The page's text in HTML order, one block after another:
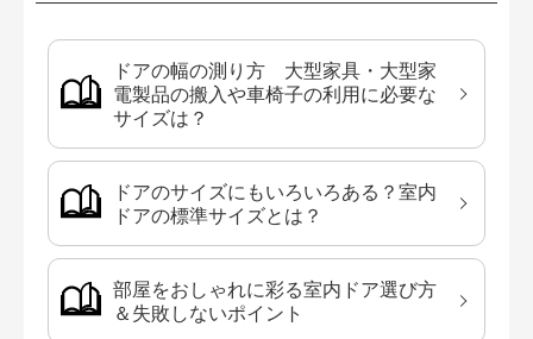
ドアの幅の測り方 大型家具・大型家
電製品の搬入や車椅子の利用に必要な
サイズは？
ドアのサイズにもいろいろある？室内
ドアの標準サイズとは？
部屋をおしゃれに彩る室内ドア選び方
＆失敗しないポイント